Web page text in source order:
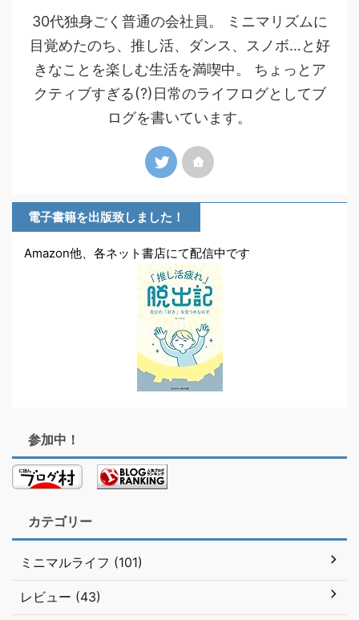
30代独身ごく普通の会社員。 ミニマリズムに
目覚めたのち、推し活、ダンス、スノボ…と好
きなことを楽しむ生活を満喫中。 ちょっとア
クティブすぎる(?)日常のライフログとしてブ
ログを書いています。
電子書籍を出版致しました！
Amazon他、各ネット書店にて配信中です
参加中！
カテゴリー
ミニマルライフ (101)
レビュー (43)